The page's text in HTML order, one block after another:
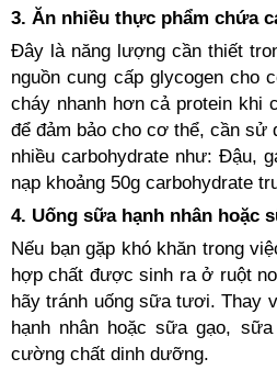
3. Ăn nhiều thực phẩm chứa
Đây là năng lượng cần thiết
nguồn cung cấp glycogen cho
cháy nhanh hơn cả protein khi
để đảm bảo cho cơ thể, cần sử
nhiều carbohydrate như: Đậu,
nạp khoảng 50g carbohydrate
4. Uống sữa hạnh nhân hoặc
Nếu bạn gặp khó khăn trong
hợp chất được sinh ra ở ruột
hãy tránh uống sữa tươi. Thay
hạnh nhân hoặc sữa gạo,
cường chất dinh dưỡng.